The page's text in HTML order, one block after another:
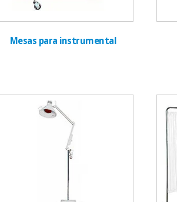
Mesas para instrumental